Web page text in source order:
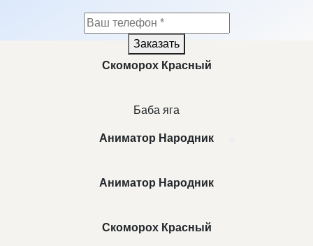
Заказать
Скоморох Красный
Баба яга
Аниматор Народник
Аниматор Народник
Скоморох Красный